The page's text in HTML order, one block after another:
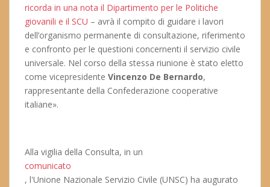
ricorda in una nota il Dipartimento per le Politiche
giovanili e il SCU – avrà il compito di guidare i lavori
dell’organismo permanente di consultazione, riferimento
e confronto per le questioni concernenti il servizio civile
universale. Nel corso della stessa riunione è stato eletto
come vicepresidente Vincenzo De Bernardo,
rappresentante della Confederazione cooperative
italiane».
Alla vigilia della Consulta, in un
comunicato
, l'Unione Nazionale Servizio Civile (UNSC) ha augurato